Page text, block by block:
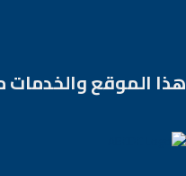
هذا الموقع والخدمات